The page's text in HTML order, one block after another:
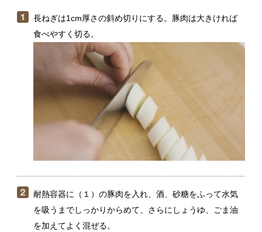
耐熱容器に（１）の豚肉を入れ、酒、砂糖をふって水気
を吸うまでしっかりからめて、さらにしょうゆ、ごま油